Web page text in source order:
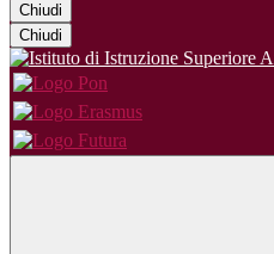
Chiudi
Chiudi